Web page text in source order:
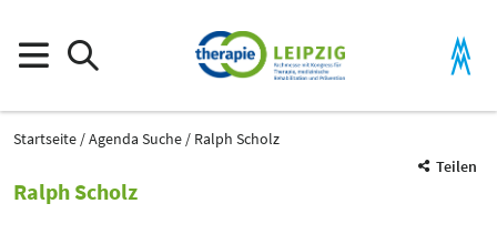
Startseite Agenda Suche
Ralph Scholz
Teilen
Ralph Scholz